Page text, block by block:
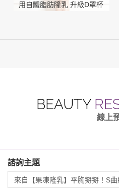
用自體脂肪隆乳 升級D罩杯
BEAUTY
線上
諮詢主題